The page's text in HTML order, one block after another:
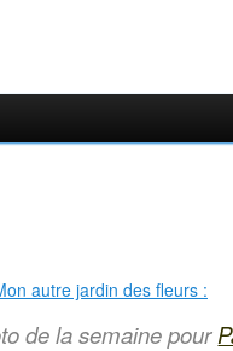
de la semaine pour